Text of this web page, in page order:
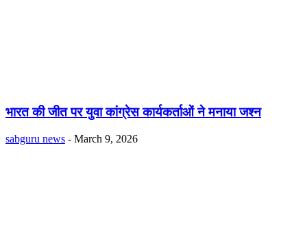
भारत की जीत पर युवा कांग्रेस कार्यकर्ताओं ने मनाया जश्न
sabguru news - March 9, 2026